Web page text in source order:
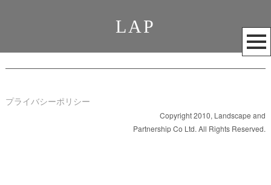
LAP
メ
ニ
ュ
開
く
プライバシーポリシー
Copyright 2010, Landscape and
Partnership Co Ltd. All Rights Reserved.